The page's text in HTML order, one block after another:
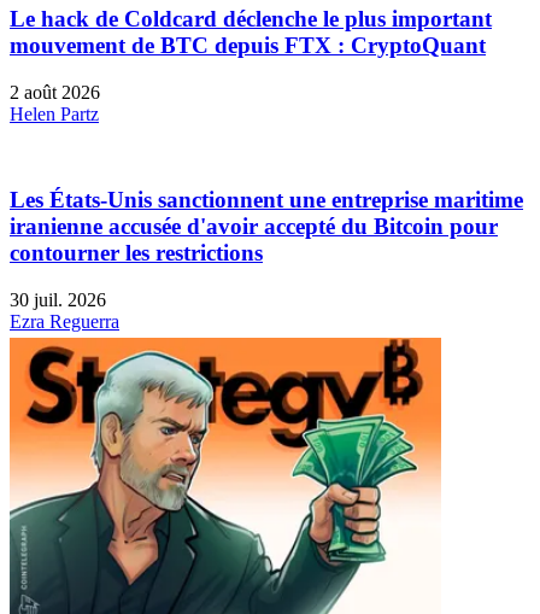
Le hack de Coldcard déclenche le plus important
mouvement de BTC depuis FTX : CryptoQuant
2 août 2026
Helen Partz
Les États-Unis sanctionnent une entreprise maritime
iranienne accusée d'avoir accepté du Bitcoin pour
contourner les restrictions
30 juil. 2026
Ezra Reguerra